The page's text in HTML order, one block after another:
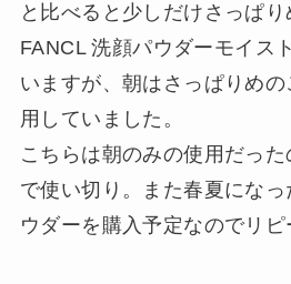
と比べると少しだけさっぱ
FANCL 洗顔パウダーモイス
いますが、朝はさっぱりめ
用していました。
こちらは朝のみの使用だっ
で使い切り。また春夏にな
ウダーを購入予定なのでリピ